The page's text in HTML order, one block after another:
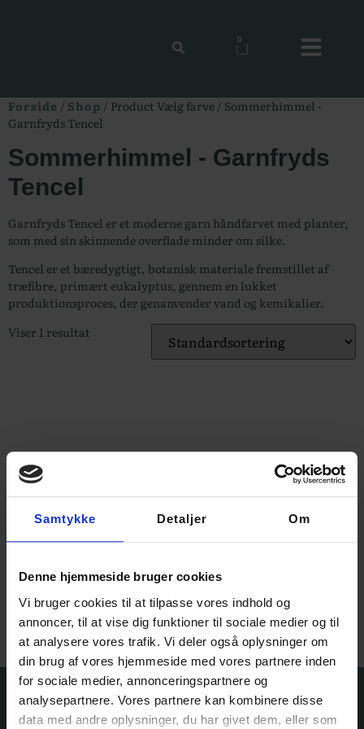
Samtykke Detaljer Om
Denne hjemmeside bruger cookies
Vi bruger cookies til at tilpasse vores indhold og
annoncer, til at vise dig funktioner til sociale medier og til
at analysere vores trafik. Vi deler også oplysninger om
din brug af vores hjemmeside med vores partnere inden
for sociale medier, annonceringspartnere og
analysepartnere. Vores partnere kan kombinere disse
data med andre oplysninger, du har givet dem, eller som
0
Forside / Shop / Product Vælg farve / Sommerhimmel -
Garnfryds Tencel
Sommerhimmel - Garnfryds
Tencel
Garnfryds Tencel er et moderne garn håndfarvet med planter,
som med sin skinnende overflade minder om silke.
Tencel er et bæredygtigt, botanisk materiale fremstillet af
træfibre, primært eukalyptus, gennem en lukket
produktionsproces, der genanvender vand og kemikalier.
Viser 1 resultat
110,00kr. –150,00kr.
Vælg muligheder